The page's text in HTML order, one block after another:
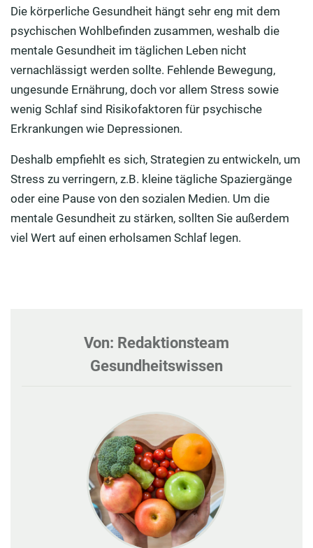
Die körperliche Gesundheit hängt sehr eng mit dem
psychischen Wohlbefinden zusammen, weshalb die
mentale Gesundheit im täglichen Leben nicht
vernachlässigt werden sollte. Fehlende Bewegung,
ungesunde Ernährung, doch vor allem Stress sowie
wenig Schlaf sind Risikofaktoren für psychische
Erkrankungen wie Depressionen.
Deshalb empfiehlt es sich, Strategien zu entwickeln, um
Stress zu verringern, z.B. kleine tägliche Spaziergänge
oder eine Pause von den sozialen Medien. Um die
mentale Gesundheit zu stärken, sollten Sie außerdem
viel Wert auf einen erholsamen Schlaf legen.
Von: Redaktionsteam
Gesundheitswissen